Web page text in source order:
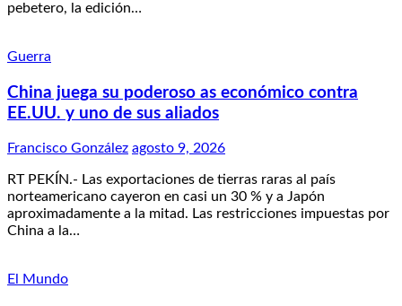
pebetero, la edición…
Guerra
China juega su poderoso as económico contra
EE.UU. y uno de sus aliados
Francisco González agosto 9, 2026
RT PEKÍN.- Las exportaciones de tierras raras al país
norteamericano cayeron en casi un 30 % y a Japón
aproximadamente a la mitad. Las restricciones impuestas por
China a la…
El Mundo